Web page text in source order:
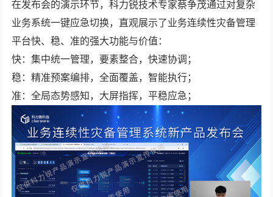
在发布会的演示环节，科力锐技术专家蔡争茂通过对复杂
业务系统一键应急切换，直观展示了业务连续性灾备管理
平台快、稳、准的强大功能与价值：
快：集中统一管理，要素整合，快速协调；
稳：精准预案编排，全面覆盖，智能执行；
准：全局态势感知，大屏指挥，平稳应急；